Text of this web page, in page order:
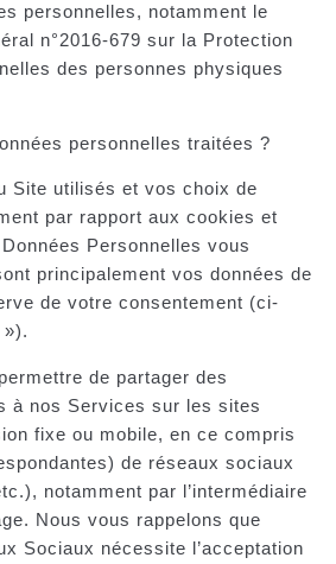
personnelles, notamment le
n°2016-679 sur la Protection
des personnes physiques
personnelles traitées ?
Site utilisés et vos choix de
par rapport aux cookies et
Personnelles vous
principalement vos données de
de votre consentement (ci-
de partager des
à nos Services sur les sites
fixe ou mobile, en ce compris
de réseaux sociaux
notamment par l’intermédiaire
Nous vous rappelons que
Sociaux nécessite l’acceptation